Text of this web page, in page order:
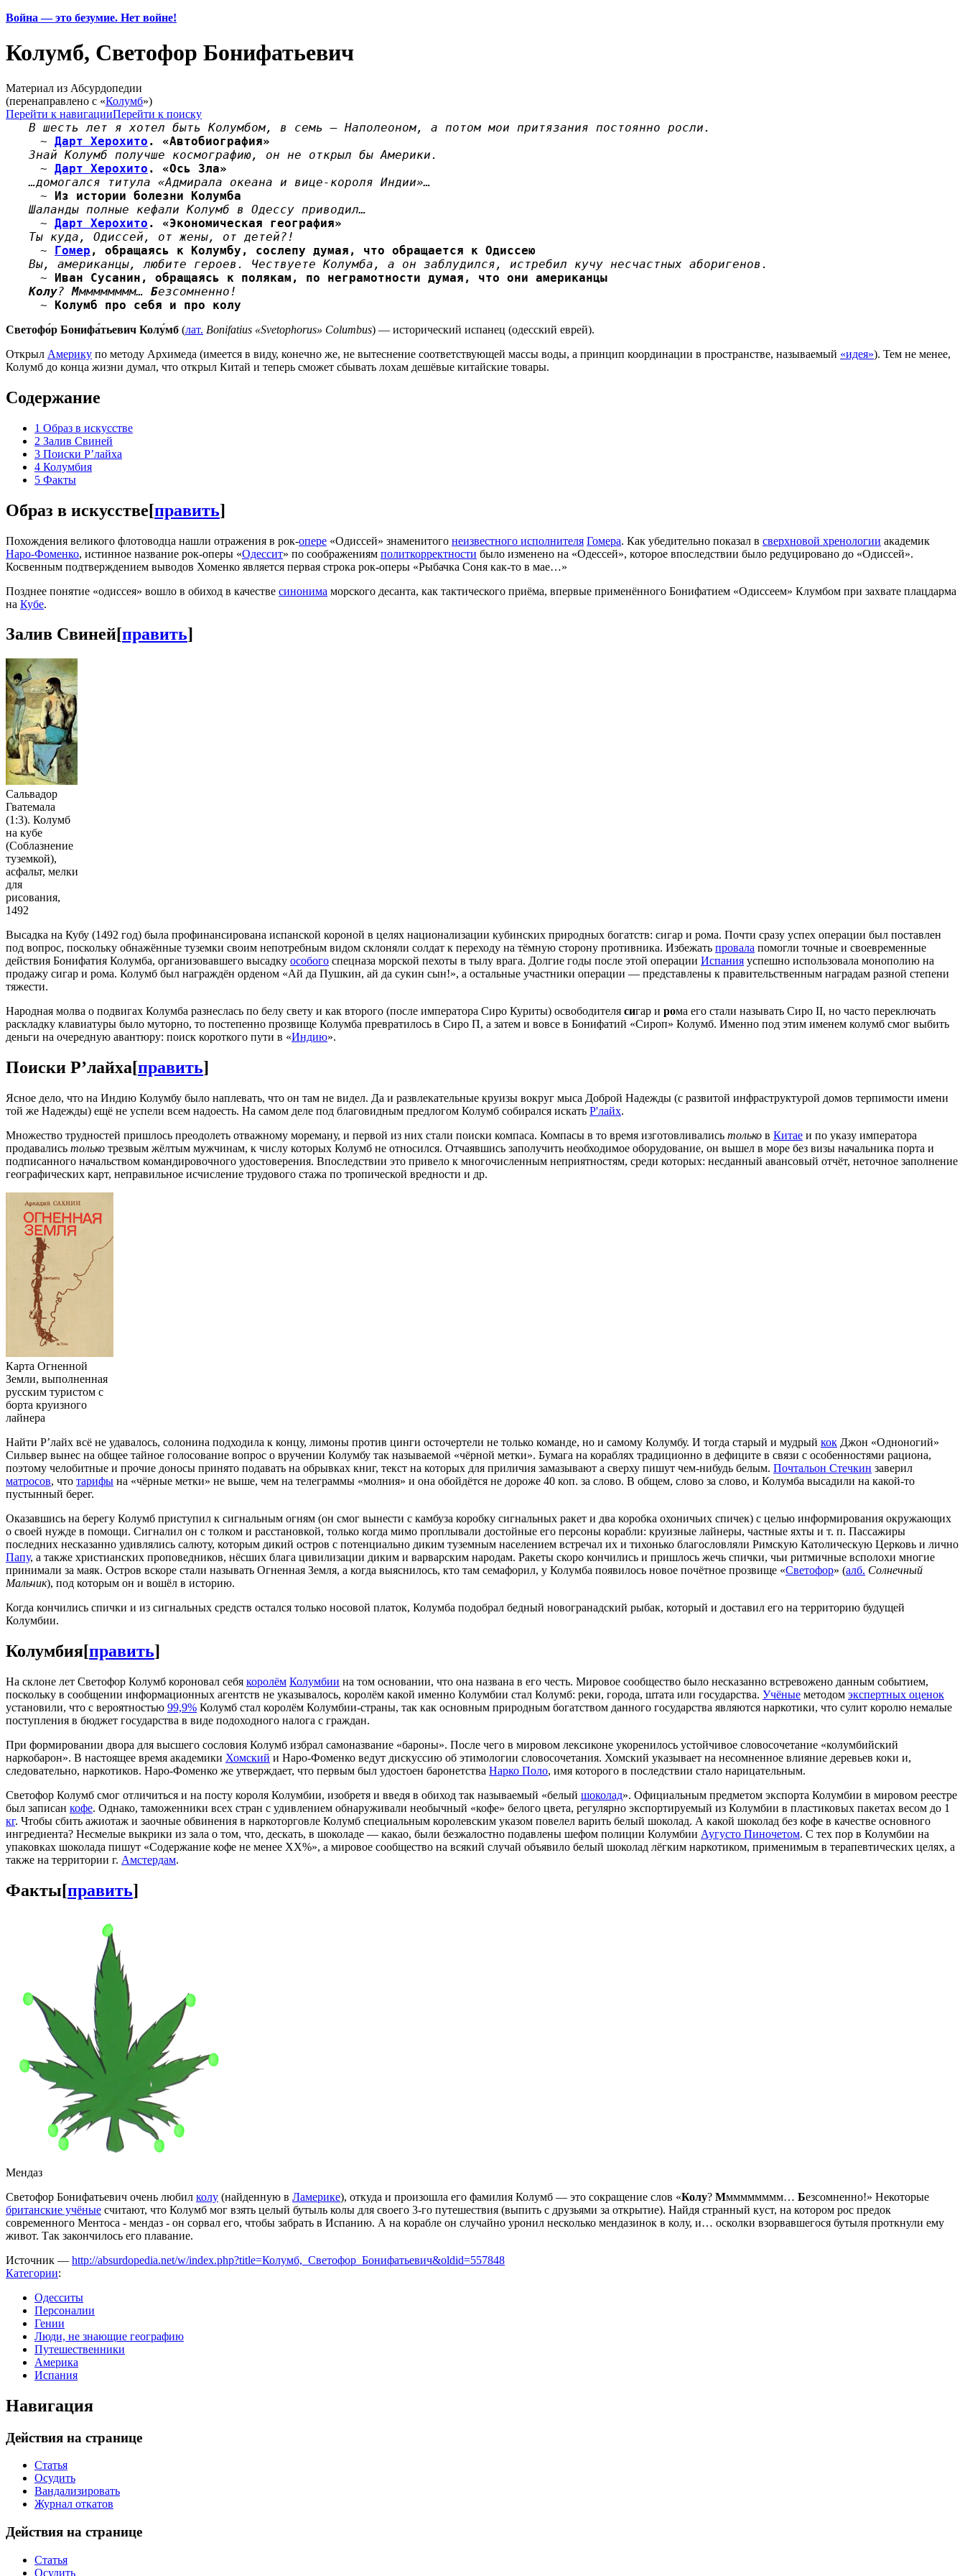
Война — это безумие. Нет войне!
Колумб, Светофор Бонифатьевич
Материал из Абсурдопедии
(перенаправлено с «Колумб»)
Перейти к навигацииПерейти к поиску
В шесть лет я хотел быть Колумбом, в семь — Наполеоном, а потом мои притязания постоянно росли.
~ Дарт Херохито . «Автобиография»
Знай Колумб получше космографию, он не открыл бы Америки.
~ Дарт Херохито . «Ось Зла»
…домогался титула «Адмирала океана и вице-короля Индии»…
~ Из истории болезни Колумба
Шаланды полные кефали Колумб в Одессу приводил…
~ Дарт Херохито . «Экономическая география»
Ты куда, Одиссей, от жены, от детей?!
~ Гомер , обращаясь к Колумбу, сослепу думая, что обращается к Одиссею
Вы, американцы, любите героев. Чествуете Колумба, а он заблудился, истребил кучу несчастных аборигенов.
~ Иван Сусанин, обращаясь к полякам, по неграмотности думая, что они американцы
Колу?Ммммммммм… Безсомненно!
~ Колумб про себя и про колу
Светофо́р Бонифа́тьевич Колу́мб (лат. Bonifatius «Svetophorus» Columbus) — исторический испанец (одесский еврей).
Открыл Америку по методу Архимеда (имеется в виду, конечно же, не вытеснение соответствующей массы воды, а принцип координации в пространстве, называемый «идея»). Тем не менее,
Колумб до конца жизни думал, что открыл Китай и теперь сможет сбывать лохам дешёвые китайские товары.
Содержание
1 Образ в искусстве
2 Залив Свиней
3 Поиски Р’лайха
4 Колумбия
5 Факты
Образ в искусстве[править]
Похождения великого флотоводца нашли отражения в рок-опере «Одиссей» знаменитого неизвестного исполнителя Гомера. Как убедительно показал в сверхновой хренологии академик
Наро-Фоменко, истинное название рок-оперы «Одессит» по соображениям политкорректности было изменено на «Одессей», которое впоследствии было редуцировано до «Одиссей».
Косвенным подтверждением выводов Хоменко является первая строка рок-оперы «Рыбачка Соня как-то в мае…»
Позднее понятие «одиссея» вошло в обиход в качестве синонима морского десанта, как тактического приёма, впервые применённого Бонифатием «Одиссеем» Клумбом при захвате плацдарма
на Кубе.
Залив Свиней[править]
Сальвадор
Гватемала
(1:3). Колумб
на кубе
(Соблазнение
туземкой),
асфальт, мелки
для
рисования,
1492
Высадка на Кубу (1492 год) была профинансирована испанской короной в целях национализации кубинских природных богатств: сигар и рома. Почти сразу успех операции был поставлен
под вопрос, поскольку обнажённые туземки своим непотребным видом склоняли солдат к переходу на тёмную сторону противника. Избежать провала помогли точные и своевременные
действия Бонифатия Колумба, организовавшего высадку особого спецназа морской пехоты в тылу врага. Долгие годы после этой операции Испания успешно использовала монополию на
продажу сигар и рома. Колумб был награждён орденом «Ай да Пушкин, ай да сукин сын!», а остальные участники операции — представлены к правительственным наградам разной степени
тяжести.
Народная молва о подвигах Колумба разнеслась по белу свету и как второго (после императора Сиро Куриты) освободителя сигар и рома его стали называть Сиро II, но часто переключать
раскладку клавиатуры было муторно, то постепенно прозвище Колумба превратилось в Сиро П, а затем и вовсе в Бонифатий «Сироп» Колумб. Именно под этим именем колумб смог выбить
деньги на очередную авантюру: поиск короткого пути в «Индию».
Поиски Р’лайха[править]
Ясное дело, что на Индию Колумбу было наплевать, что он там не видел. Да и развлекательные круизы вокруг мыса Доброй Надежды (с развитой инфраструктурой домов терпимости имени
той же Надежды) ещё не успели всем надоесть. На самом деле под благовидным предлогом Колумб собирался искать Р'лайх.
Множество трудностей пришлось преодолеть отважному мореману, и первой из них стали поиски компаса. Компасы в то время изготовливались только в Китае и по указу императора
продавались только трезвым жёлтым мужчинам, к числу которых Колумб не относился. Отчаявшись заполучить необходимое оборудование, он вышел в море без визы начальника порта и
подписанного начальством командировочного удостоверения. Впоследствии это привело к многочисленным неприятностям, среди которых: несданный авансовый отчёт, неточное заполнение
географических карт, неправильное исчисление трудового стажа по тропической вредности и др.
Карта Огненной
Земли, выполненная
русским туристом с
борта круизного
лайнера
Найти Р’лайх всё не удавалось, солонина подходила к концу, лимоны против цинги осточертели не только команде, но и самому Колумбу. И тогда старый и мудрый кок Джон «Одноногий»
Сильвер вынес на общее тайное голосование вопрос о вручении Колумбу так называемой «чёрной метки». Бумага на кораблях традиционно в дефиците в связи с особенностями рациона,
поэтому челобитные и прочие доносы принято подавать на обрывках книг, текст на которых для приличия замазывают а сверху пишут чем-нибудь белым. Почтальон Стечкин заверил
матросов, что тарифы на «чёрные метки» не выше, чем на телеграммы «молния» и она обойдётся не дороже 40 коп. за слово. В общем, слово за слово, и Колумба высадили на какой-то
пустынный берег.
Оказавшись на берегу Колумб приступил к сигнальным огням (он смог вынести с камбуза коробку сигнальных ракет и два коробка охоничьих спичек) с целью информирования окружающих
о своей нужде в помощи. Сигналил он с толком и расстановкой, только когда мимо проплывали достойные его персоны корабли: круизные лайнеры, частные яхты и т. п. Пассажиры
последних несказанно удивлялись салюту, которым дикий остров с потенциально диким туземным населением встречал их и тихонько благословляли Римскую Католическую Церковь и лично
Папу, а также христианских проповедников, нёсших блага цивилизации диким и варварским народам. Ракеты скоро кончились и пришлось жечь спички, чьи ритмичные всполохи многие
принимали за маяк. Остров вскоре стали называть Огненная Земля, а когда выяснилось, кто там семафорил, у Колумба появилось новое почётное прозвище «Светофор» (алб. Солнечный
Мальчик), под которым он и вошёл в историю.
Когда кончились спички и из сигнальных средств остался только носовой платок, Колумба подобрал бедный новогранадский рыбак, который и доставил его на территорию будущей
Колумбии.
Колумбия[править]
На склоне лет Светофор Колумб короновал себя королём Колумбии на том основании, что она названа в его честь. Мировое сообщество было несказанно встревожено данным событием,
поскольку в сообщении информационных агентств не указывалось, королём какой именно Колумбии стал Колумб: реки, города, штата или государства. Учёные методом экспертных оценок
установили, что с вероятностью 99,9% Колумб стал королём Колумбии-страны, так как основным природным богатством данного государства являются наркотики, что сулит королю немалые
поступления в бюджет государства в виде подоходного налога с граждан.
При формировании двора для высшего сословия Колумб избрал самоназвание «бароны». После чего в мировом лексиконе укоренилось устойчивое словосочетание «колумбийский
наркобарон». В настоящее время академики Хомский и Наро-Фоменко ведут дискуссию об этимологии словосочетания. Хомский указывает на несомненное влияние деревьев коки и,
следовательно, наркотиков. Наро-Фоменко же утверждает, что первым был удостоен баронетства Нарко Поло, имя которого в последствии стало нарицательным.
Светофор Колумб смог отличиться и на посту короля Колумбии, изобретя и введя в обиход так называемый «белый шоколад». Официальным предметом экспорта Колумбии в мировом реестре
был записан кофе. Однако, таможенники всех стран с удивлением обнаруживали необычный «кофе» белого цвета, регулярно экспортируемый из Колумбии в пластиковых пакетах весом до 1
кг. Чтобы сбить ажиотаж и заочные обвинения в наркоторговле Колумб специальным королевским указом повелел варить белый шоколад. А какой шоколад без кофе в качестве основного
ингредиента? Несмелые выкрики из зала о том, что, дескать, в шоколаде — какао, были безжалостно подавлены шефом полиции Колумбии Аугусто Пиночетом. С тех пор в Колумбии на
упаковках шоколада пишут «Содержание кофе не менее ХХ%», а мировое сообщество на всякий случай объявило белый шоколад лёгким наркотиком, применимым в терапевтических целях, а
также на территории г. Амстердам.
Факты[править]
Мендаз
Светофор Бонифатьевич очень любил колу (найденную в Ламерике), откуда и произошла его фамилия Колумб — это сокращение слов «Колу? Ммммммммм… Безсомненно!» Некоторые
британские учёные считают, что Колумб мог взять целый бутыль колы для своего 3-го путешествия (выпить с друзьями за открытие). Найдя странный куст, на котором рос предок
современного Ментоса - мендаз - он сорвал его, чтобы забрать в Испанию. А на корабле он случайно уронил несколько мендазинок в колу, и… осколки взорвавшегося бутыля проткнули ему
живот. Так закончилось его плавание.
Источник — http://absurdopedia.net/w/index.php?title=Колумб,_Светофор_Бонифатьевич&oldid=557848
Категории:
Одесситы
Персоналии
Гении
Люди, не знающие географию
Путешественники
Америка
Испания
Навигация
Действия на странице
Статья
Осудить
Вандализировать
Журнал откатов
Действия на странице
Статья
Осудить